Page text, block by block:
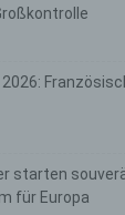
starten
für Europa